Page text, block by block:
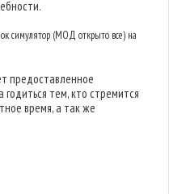
симулятор (МОД открыто все) на
предоставленное
тем, кто стремится
время, а так же